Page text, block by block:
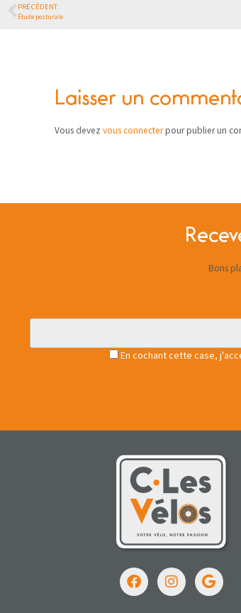
PRÉCÉDENT
Étude posturale
Laisser un
Vous devezvous connecterpour publier un
Bons
En cochant cette case,